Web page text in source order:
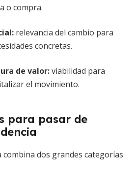
o compra.
relevancia del cambio para
concretas.
de valor:viabilidad para
el movimiento.
para pasar de
combina dos grandes categorías